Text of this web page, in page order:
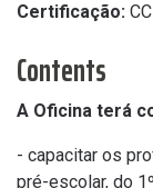
Certificação:
Contents
A Oficina terá
- capacitar os
pré-escolar, do